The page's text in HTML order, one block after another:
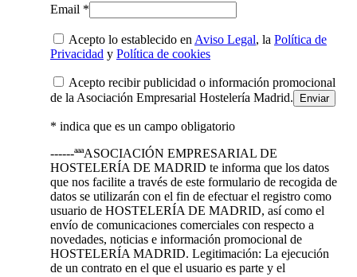
Email *
Acepto lo establecido en Aviso Legal, la Política de
Privacidad y Política de cookies
Acepto recibir publicidad o información promocional
de la Asociación Empresarial Hostelería Madrid.
* indica que es un campo obligatorio
------ªªªASOCIACIÓN EMPRESARIAL DE
HOSTELERÍA DE MADRID te informa que los datos
que nos facilite a través de este formulario de recogida de
datos se utilizarán con el fin de efectuar el registro como
usuario de HOSTELERÍA DE MADRID, así como el
envío de comunicaciones comerciales con respecto a
novedades, noticias e información promocional de
HOSTELERÍA MADRID. Legitimación: La ejecución
de un contrato en el que el usuario es parte y el